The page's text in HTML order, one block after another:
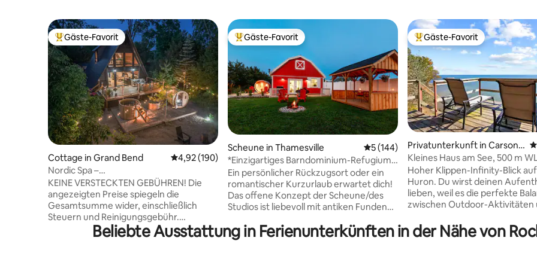
Beliebter Gäste-Favorit.
Gäste-Favorit
Cottage in Grand Bend Durchschnittliche Bewertung: 4,92 von 5, 190 Bewertungen
4,92 (190)
Nordic Spa –
Whirlpool/Kaltwasserbecken/Sauna
KEINE VERSTECKTEN GEBÜHREN! Die
angezeigten Preise spiegeln die
Gesamtsumme wider, einschließlich
Steuern und Reinigungsgebühr.
Willkommen in unserem Nordic Spa –
einem ganzjährigen Ort der
Beliebter Gäste-Favorit.
Gäste-Favorit
Scheune in Thamesville Durchschnittliche Bewertung: 5 von 5,
5 (144)
*Einzigartiges Barndominium-Refugium
mit privater Sauna*
Ein persönlicher Rückzugsort oder ein
romantischer Kurzurlaub erwartet dich!
Das offene Konzept der Scheune/des
Studios ist liebevoll mit antiken Funden
eingerichtet. Erkunde tagsüber die
Landschaft und entdecke Bauernmärkte
Beliebter Gäste-Favorit.
Gäste-Favorit
Privatunterkunft in Carsonvi
lle
Kleines Haus am See, 500 m
Hoher Klippen-Infinity-Blick
Huron. Du wirst deinen
lieben, weil es die perfekte
zwischen Outdoor-Aktivitäten
kommunizieren. Zu den
Annehmlichkeiten gehören
Beliebte Ausstattung in Ferienunterkünften in der Nähe von